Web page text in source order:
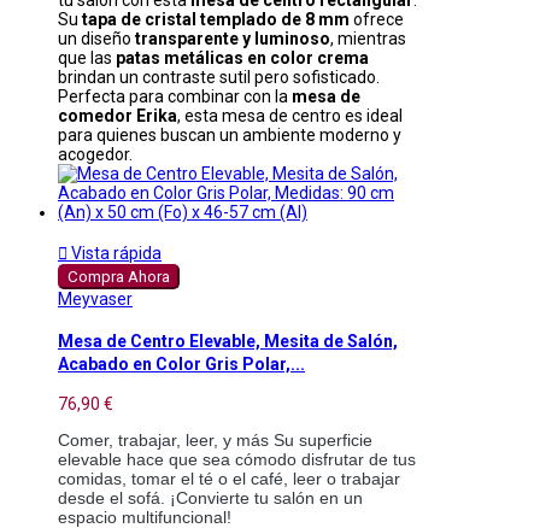
Su tapa de cristal templado de 8 mm ofrece
un diseño transparente y luminoso, mientras
que las patas metálicas en color crema
brindan un contraste sutil pero sofisticado.
Perfecta para combinar con la mesa de
comedor Erika, esta mesa de centro es ideal
para quienes buscan un ambiente moderno y
acogedor.
 Vista rápida
Compra Ahora
Meyvaser
Mesa de Centro Elevable, Mesita de Salón,
Acabado en Color Gris Polar,...
76,90 €
Comer, trabajar, leer, y más Su superficie
elevable hace que sea cómodo disfrutar de tus
comidas, tomar el té o el café, leer o trabajar
desde el sofá. ¡Convierte tu salón en un
espacio multifuncional!